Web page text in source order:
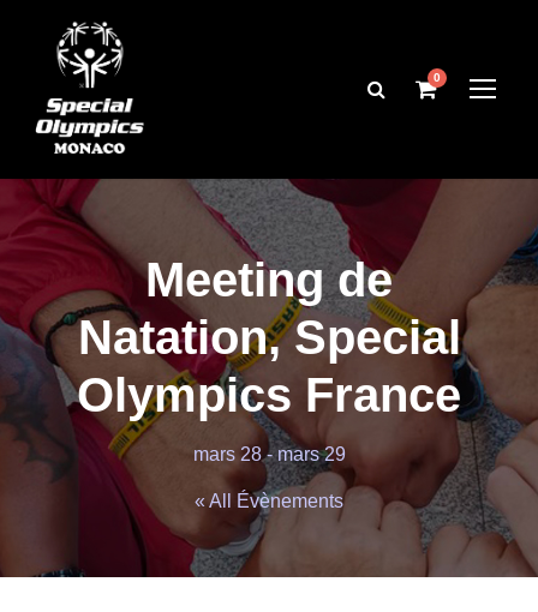
0
Meeting de
Natation, Special
Olympics France
mars 28-mars 29
« All Évènements